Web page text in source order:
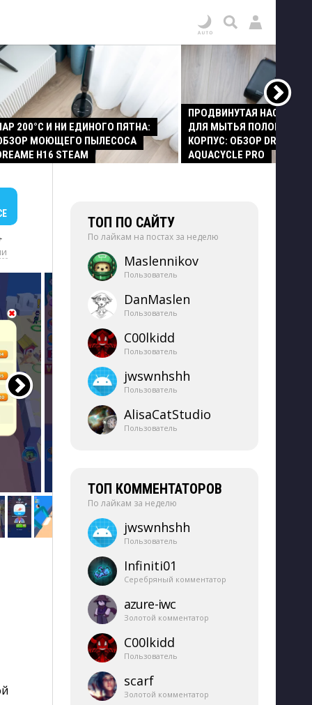
200°C И НИ ЕДИНОГО ПЯТНА:
МОЮЩЕГО ПЫЛЕСОСА
H16 STEAM
ПРОДВИНУТАЯ НАСАДКА
ДЛЯ МЫТЬЯ ПОЛОВ И
КОРПУС: ОБЗОР DREAME
AQUACYCLE PRO
ТОП ПО САЙТУ
По лайкам на постах за неделю
Maslennikov
Пользователь
DanMaslen
Пользователь
C00lkidd
Пользователь
jwswnhshh
Пользователь
AlisaCatStudio
Пользователь
ТОП КОММЕНТАТОРОВ
По лайкам за неделю
jwswnhshh
Пользователь
Infiniti01
Серебряный комментатор
azure-​iwc
Золотой комментатор
C00lkidd
Пользователь
scarf
Золотой комментатор